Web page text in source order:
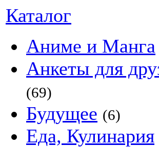
Каталог
Аниме и Манга
Анкеты для
(69)
Будущее (6)
Еда, Кулинария